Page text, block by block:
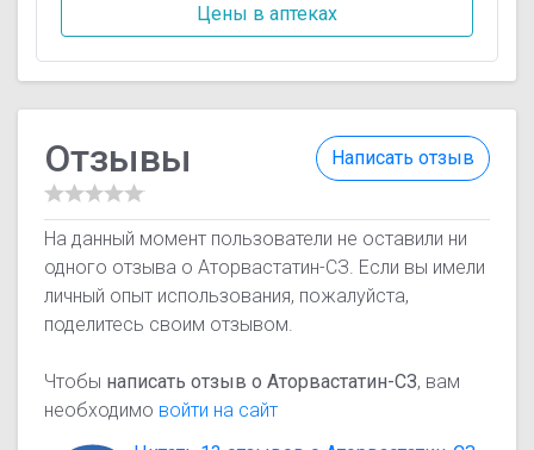
Цены в аптеках
Написать отзыв
Отзывы
На данный момент пользователи не оставили ни
одного отзыва о Аторвастатин-СЗ. Если вы имели
личный опыт использования, пожалуйста,
поделитесь своим отзывом.
Чтобы написать отзыв о Аторвастатин-СЗ, вам
необходимо войти на сайт